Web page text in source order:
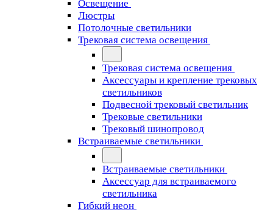
Освещение
Люстры
Потолочные светильники
Трековая система освещения
Трековая система освещения
Аксессуары и крепление трековых
светильников
Подвесной трековый светильник
Трековые светильники
Трековый шинопровод
Встраиваемые светильники
Встраиваемые светильники
Аксессуар для встраиваемого
светильника
Гибкий неон